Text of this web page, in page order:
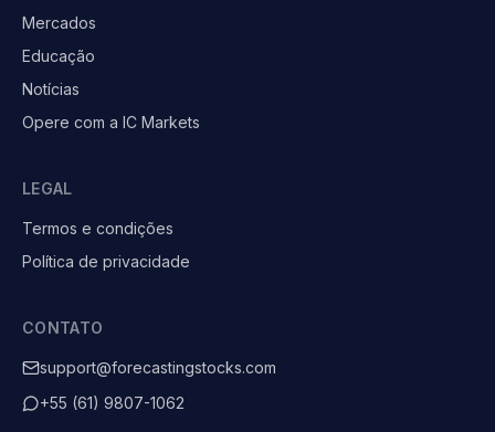
Mercados
Educação
Notícias
Opere com a IC Markets
LEGAL
Termos e condições
Política de privacidade
CONTATO
support@forecastingstocks.com
+55 (61) 9807-1062